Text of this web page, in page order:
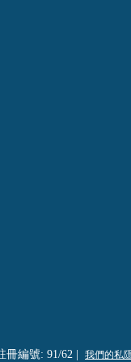
編號: 91/62 | 我們的私